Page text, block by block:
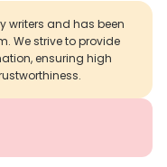
writers and has been
We strive to provide
ensuring high